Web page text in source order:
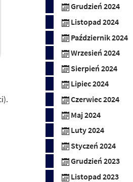
Grudzień 2024
Listopad 2024
Październik 2024
Wrzesień 2024
Sierpień 2024
Lipiec 2024
Czerwiec 2024
Maj 2024
Luty 2024
Styczeń 2024
Grudzień 2023
Listopad 2023